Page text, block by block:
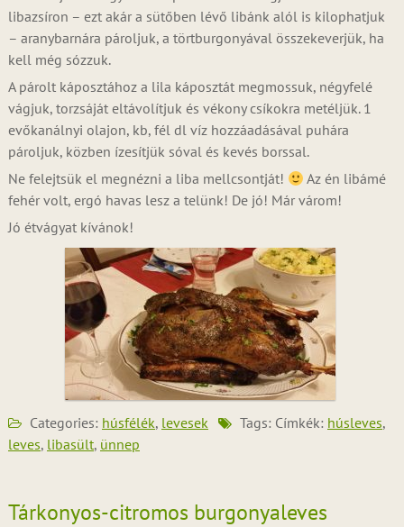
libazsíron – ezt akár a sütőben lévő libánk alól is kilophatjuk
– aranybarnára pároljuk, a törtburgonyával összekeverjük, ha
kell még sózzuk.
A párolt káposztához a lila káposztát megmossuk, négyfelé
vágjuk, torzsáját eltávolítjuk és vékony csíkokra metéljük. 1
evőkanálnyi olajon, kb, fél dl víz hozzáadásával puhára
pároljuk, közben ízesítjük sóval és kevés borssal.
Ne felejtsük el megnézni a liba mellcsontját!
Az én libámé
fehér volt, ergó havas lesz a telünk! De jó! Már várom!
Jó étvágyat kívánok!
Categories: húsfélék, levesek Tags: Címkék: húsleves,
leves, libasült, ünnep
Tárkonyos-citromos burgonyaleves